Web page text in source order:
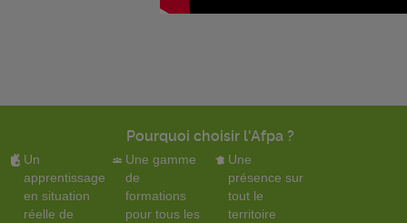
Pourquoi choisir l'Afpa ?
Un
apprentissage
en situation
réelle de
Une gamme
de
formations
pour tous les
Une
présence sur
tout le
territoire